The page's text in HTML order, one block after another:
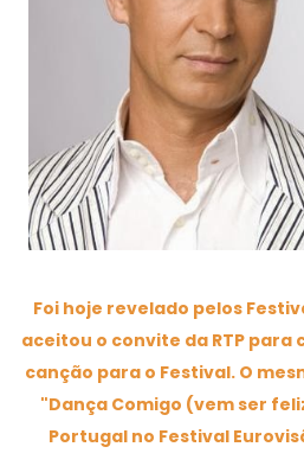
Foi hoje revelado pelos
aceitou o convite da RTP para
canção para o Festival. O
"Dança Comigo (vem ser
Portugal no Festival